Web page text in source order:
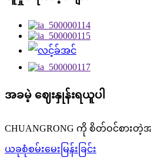
အခမဲ့ ဈေးနှုန်းရယူပါ
CHUANGRONG ကို စိတ်ဝင်စ
ယခုစုံစမ်းမေးမြန်းခြင်း